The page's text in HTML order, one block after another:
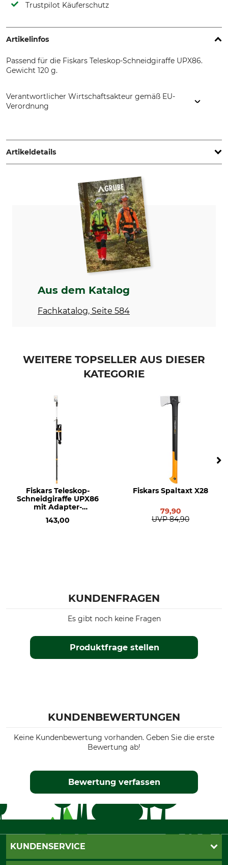
Trustpilot Käuferschutz
Artikelinfos
Passend für die Fiskars Teleskop-Schneidgiraffe UPX86.
Gewicht 120 g.
Verantwortlicher Wirtschaftsakteur gemäß EU-
Verordnung
Finland, www.fiskars.com
Artikeldetails
Produkttyp
Ersatzgriff- und Zugband
Modellbezeichnung
Herstellung
Made in Poland
Aus dem Katalog
Fachkatalog, Seite 584
WEITERE TOPSELLER AUS DIESER
KATEGORIE
Fiskars Teleskop-
Schneidgiraffe UPX86
mit Adapter-
143,00
Fiskars Spaltaxt X28
79,90
UVP 84,90
KUNDENFRAGEN
Produktfrage stellen
Es gibt noch keine Fragen
KUNDENBEWERTUNGEN
Keine Kundenbewertung vorhanden. Geben Sie die erste
Bewertung ab!
Bewertung verfassen
KUNDENSERVICE